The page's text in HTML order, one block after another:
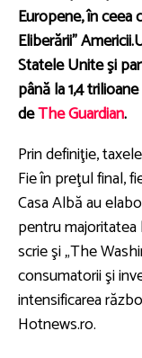
Europene, în ceea
Eliberării”
Statele Unite şi
până la 1,4
deTheGuardian.
Prin definiţie,
Fie în preţul final,
Casa Albă au
pentru
scrie şi „The
consumatorii şi
intensificarea
Hotnews.ro.